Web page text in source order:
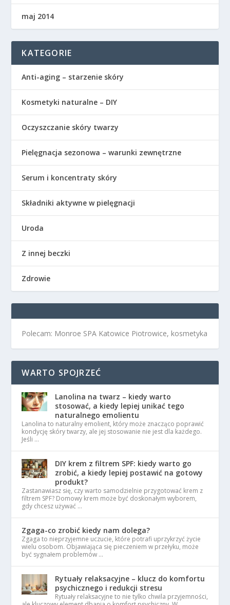
maj 2014
KATEGORIE
Anti-aging – starzenie skóry
Kosmetyki naturalne – DIY
Oczyszczanie skóry twarzy
Pielęgnacja sezonowa – warunki zewnętrzne
Serum i koncentraty skóry
Składniki aktywne w pielęgnacji
Uroda
Z innej beczki
Zdrowie
Polecam: Monroe SPA Katowice Piotrowice, kosmetyka
WARTO SPOJRZEĆ
Lanolina na twarz – kiedy warto
stosować, a kiedy lepiej unikać tego
naturalnego emolientu
Lanolina to naturalny emolient, który może znacząco poprawić
kondycję skóry twarzy, ale jej stosowanie nie jest dla każdego.
Jeśli …
DIY krem z filtrem SPF: kiedy warto go
zrobić, a kiedy lepiej postawić na gotowy
produkt?
Zastanawiasz się, czy warto samodzielnie przygotować krem z
filtrem SPF? Domowy krem może być doskonałym wyborem,
gdy chcesz używać …
Zgaga-co zrobić kiedy nam dolega?
Zgaga to nieprzyjemne uczucie, które potrafi uprzykrzyć życie
wielu osobom. Objawiająca się pieczeniem w przełyku, może
być sygnałem problemów …
Rytuały relaksacyjne – klucz do komfortu
psychicznego i redukcji stresu
Rytuały relaksacyjne to nie tylko chwila przyjemności,